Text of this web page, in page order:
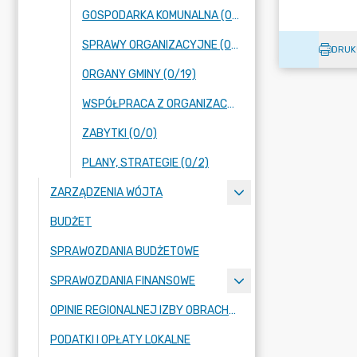
GOSPODARKA KOMUNALNA (0/0)
SPRAWY ORGANIZACYJNE (0/18)
ORGANY GMINY (0/19)
WSPÓŁPRACA Z ORGANIZACJAMI POZARZĄDOWYMI (0/1)
ZABYTKI (0/0)
PLANY, STRATEGIE (0/2)
ZARZĄDZENIA WÓJTA
BUDŻET
SPRAWOZDANIA BUDŻETOWE
SPRAWOZDANIA FINANSOWE
OPINIE REGIONALNEJ IZBY OBRACHUNKOWEJ
PODATKI I OPŁATY LOKALNE